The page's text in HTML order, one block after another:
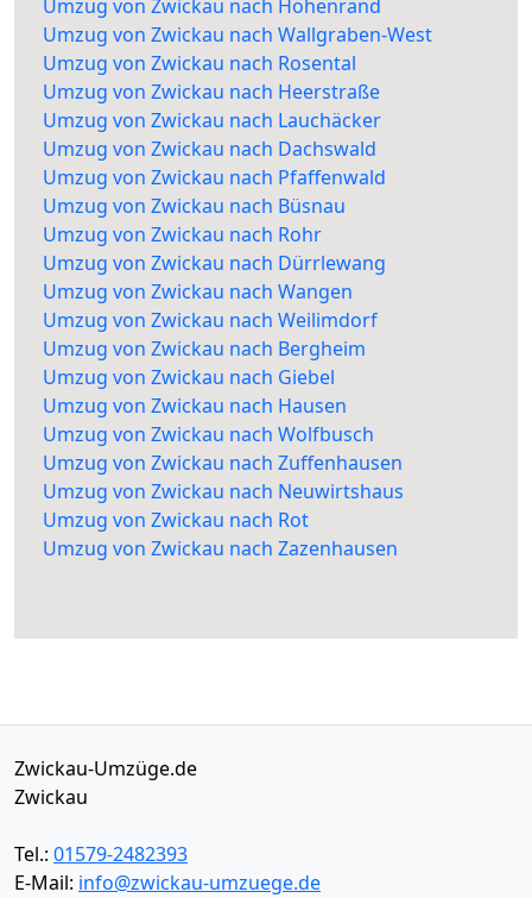
Umzug von Zwickau nach Höhenrand
Umzug von Zwickau nach Wallgraben-West
Umzug von Zwickau nach Rosental
Umzug von Zwickau nach Heerstraße
Umzug von Zwickau nach Lauchäcker
Umzug von Zwickau nach Dachswald
Umzug von Zwickau nach Pfaffenwald
Umzug von Zwickau nach Büsnau
Umzug von Zwickau nach Rohr
Umzug von Zwickau nach Dürrlewang
Umzug von Zwickau nach Wangen
Umzug von Zwickau nach Weilimdorf
Umzug von Zwickau nach Bergheim
Umzug von Zwickau nach Giebel
Umzug von Zwickau nach Hausen
Umzug von Zwickau nach Wolfbusch
Umzug von Zwickau nach Zuffenhausen
Umzug von Zwickau nach Neuwirtshaus
Umzug von Zwickau nach Rot
Umzug von Zwickau nach Zazenhausen
Zwickau-Umzüge.de
Zwickau
Tel.: 01579-2482393
E-Mail: info@zwickau-umzuege.de